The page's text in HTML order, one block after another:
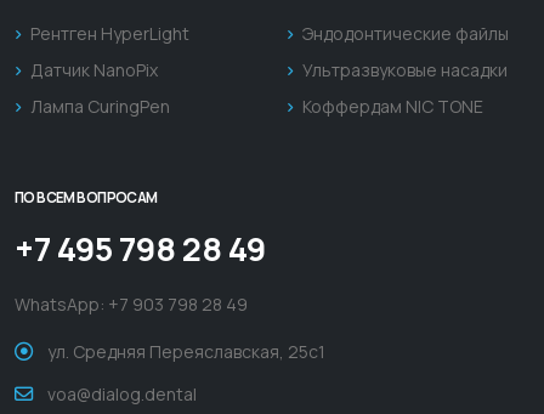
Рентген HyperLight
Датчик NanoPix
Лампа CuringPen
Эндодонтические файлы
Ультразвуковые насадки
Коффердам NIC TONE
ПО ВСЕМ ВОПРОСАМ
+7 495 798 28 49
WhatsApp: +7 903 798 28 49
ул. Средняя Переяславская, 25с1
voa@dialog.dental